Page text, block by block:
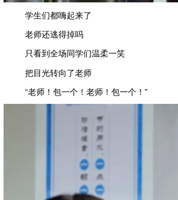
学生们都嗨起来了
老师还逃得掉吗
只看到全场同学们温柔一笑
把目光转向了老师
“老师！包一个！老师！包一个！”